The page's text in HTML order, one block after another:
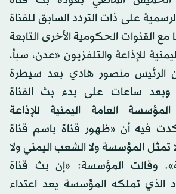
على ذات التردد السابق للقناة
مع القنوات الحكومية الأخرى التابعة
للإذاعة والتلفزيون «عدن، سبأ،
الرئيس منصور هادي بعد سيطرة
وبعد ساعات على بدء بث القناة
العامة اليمنية للإذاعة
أكدت فيه أن «ظهور قناة باسم قناة
تمثل المؤسسة ولا الشعب اليمني ولا
وقالت المؤسسة: «إن بث قناة
الذي تملكه المؤسسة يعد اعتداء